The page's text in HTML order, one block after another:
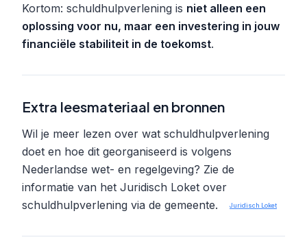
Kortom: schuldhulpverlening is niet alleen een
oplossing voor nu, maar een investering in jouw
financiële stabiliteit in de toekomst.
Extra leesmateriaal en bronnen
Wil je meer lezen over wat schuldhulpverlening
doet en hoe dit georganiseerd is volgens
Nederlandse wet- en regelgeving? Zie de
informatie van het Juridisch Loket over
schuldhulpverlening via de gemeente.
Juridisch Loket